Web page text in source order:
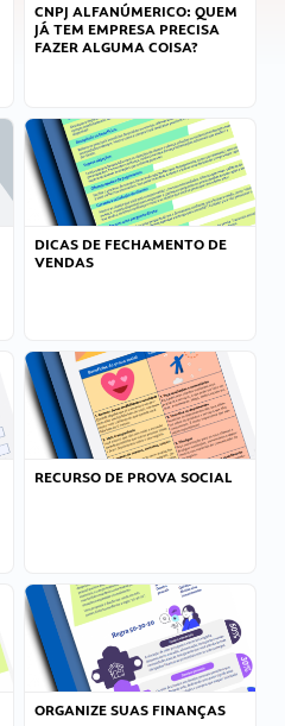
CNPJ ALFANÚMERICO: QUEM
JÁ TEM EMPRESA PRECISA
FAZER ALGUMA COISA?
DICAS DE FECHAMENTO DE
VENDAS
RECURSO DE PROVA SOCIAL
ORGANIZE SUAS FINANÇAS